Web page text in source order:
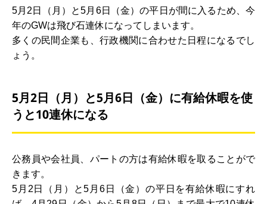
5月2日（月）と5月6日（金）の平日が間に入るため、今
年のGWは飛び石連休になってしまいます。
多くの民間企業も、行政機関に合わせた日程になるでし
ょう。
5月2日（月）と5月6日（金）に有給休暇を使
うと10連休になる
公務員や会社員、パートの方は有給休暇を取ることがで
きます。
5月2日（月）と5月6日（金）の平日を有給休暇にすれ